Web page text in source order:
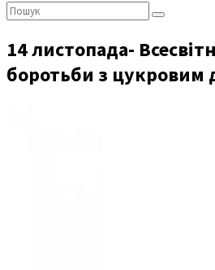
Пошук:
14 листопада-
боротьби з цукровим